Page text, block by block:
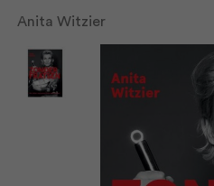
Anita Witzier